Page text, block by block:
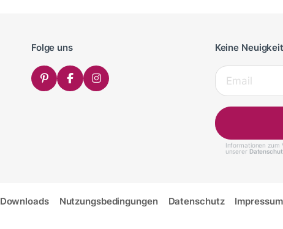
Folge uns Keine
Informationen zum
unserer
Downloads Nutzungsbedingungen Datenschutz Impressum